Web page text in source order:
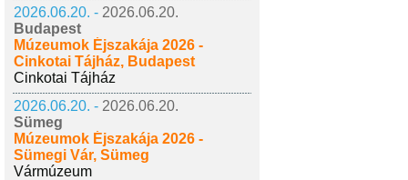
2026.06.20. - 2026.06.20.
Budapest
Múzeumok Éjszakája 2026 -
Cinkotai Tájház, Budapest
Cinkotai Tájház
2026.06.20. - 2026.06.20.
Sümeg
Múzeumok Éjszakája 2026 -
Sümegi Vár, Sümeg
Vármúzeum